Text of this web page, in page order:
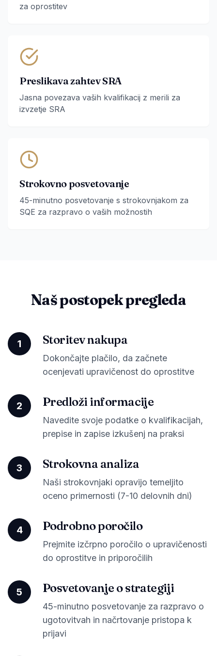
za oprostitev
Preslikava zahtev SRA
Jasna povezava vaših kvalifikacij z merili za
izvzetje SRA
Strokovno posvetovanje
45-minutno posvetovanje s strokovnjakom za
SQE za razpravo o vaših možnostih
Naš postopek pregleda
1 Storitev nakupa
Dokončajte plačilo, da začnete
ocenjevati upravičenost do oprostitve
2 Predloži informacije
Navedite svoje podatke o kvalifikacijah,
prepise in zapise izkušenj na praksi
3 Strokovna analiza
Naši strokovnjaki opravijo temeljito
oceno primernosti (7-10 delovnih dni)
4 Podrobno poročilo
Prejmite izčrpno poročilo o upravičenosti
do oprostitve in priporočilih
5 Posvetovanje o strategiji
45-minutno posvetovanje za razpravo o
ugotovitvah in načrtovanje pristopa k
prijavi